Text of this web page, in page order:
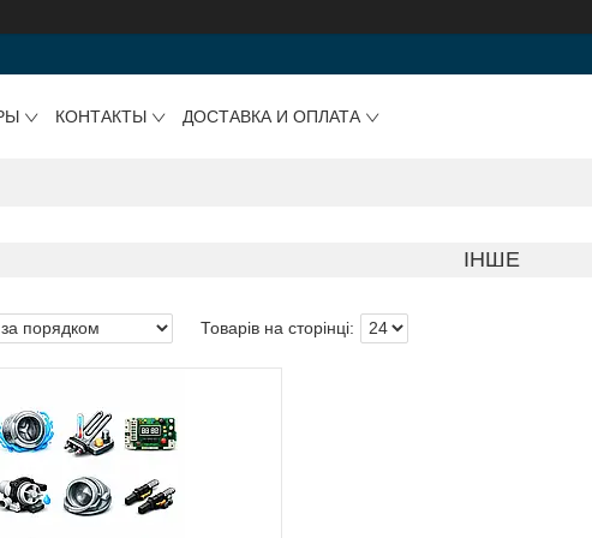
КОНТАКТЫ ДОСТАВКА И ОПЛАТА
ІНШЕ